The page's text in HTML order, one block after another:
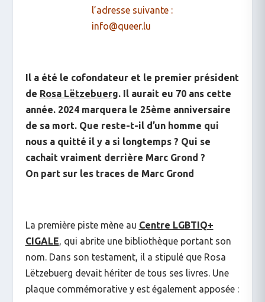
l’adresse suivante :
info@queer.lu
Il a été le cofondateur et le premier président
de Rosa Lëtzebuerg. Il aurait eu 70 ans cette
année. 2024 marquera le 25ème anniversaire
de sa mort. Que reste-t-il d’un homme qui
nous a quitté il y a si longtemps ? Qui se
cachait vraiment derrière Marc Grond ?
On part sur les traces de Marc Grond
La première piste mène au Centre LGBTIQ+
CIGALE, qui abrite une bibliothèque portant son
nom. Dans son testament, il a stipulé que Rosa
Lëtzebuerg devait hériter de tous ses livres. Une
plaque commémorative y est également apposée :